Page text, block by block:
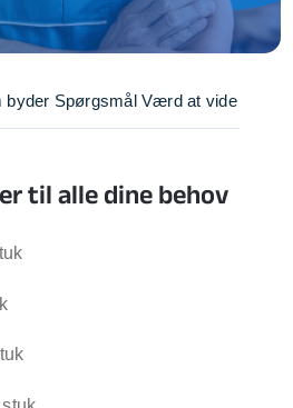
byder Spørgsmål Værd at vide
til alle dine behov